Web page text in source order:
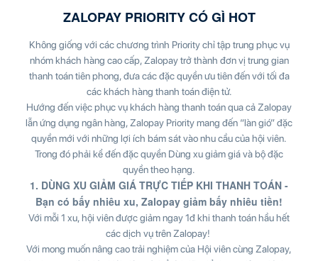
ZALOPAY PRIORITY CÓ GÌ HOT
Không giống với các chương trình Priority chỉ tập trung phục vụ
nhóm khách hàng cao cấp, Zalopay trở thành đơn vị trung gian
thanh toán tiên phong, đưa các đặc quyền ưu tiên đến với tối đa
các khách hàng thanh toán điện tử.
Hướng đến việc phục vụ khách hàng thanh toán qua cả Zalopay
lẫn ứng dụng ngân hàng, Zalopay Priority mang đến “làn gió” đặc
quyền mới với những lợi ích bám sát vào nhu cầu của hội viên.
Trong đó phải kể đến đặc quyền Dùng xu giảm giá và bộ đặc
quyền theo hạng.
1. DÙNG XU GIẢM GIÁ TRỰC TIẾP KHI THANH TOÁN -
Bạn có bấy nhiêu xu, Zalopay giảm bấy nhiêu tiền!
Với mỗi 1 xu, hội viên được giảm ngay 1đ khi thanh toán hầu hết
các dịch vụ trên Zalopay!
Với mong muốn nâng cao trải nghiệm của Hội viên cùng Zalopay,